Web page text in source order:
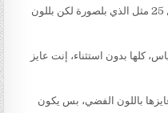
متوفر لديكم بمقاس عرض 9 سنتي وطول 25 مثل الذي بلصورة لكن بللون
كلها بدون استثناء، إنت عايز
عايزها باللون الفضي، بس يكون